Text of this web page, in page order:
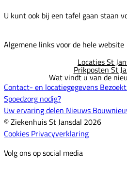
U kunt ook bij een tafel gaan staan
Algemene links voor de hele website
Locaties St
Prikposten St
Wat vindt u van de
Contact- en locatiegegevens
Spoedzorg nodig?
Uw ervaring delen Nieuws
© Ziekenhuis St Jansdal 2026
Cookies Privacyverklaring
Volg ons op social media